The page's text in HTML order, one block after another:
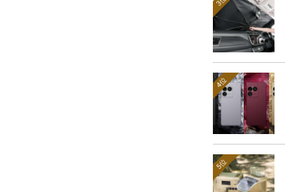
4位
5位